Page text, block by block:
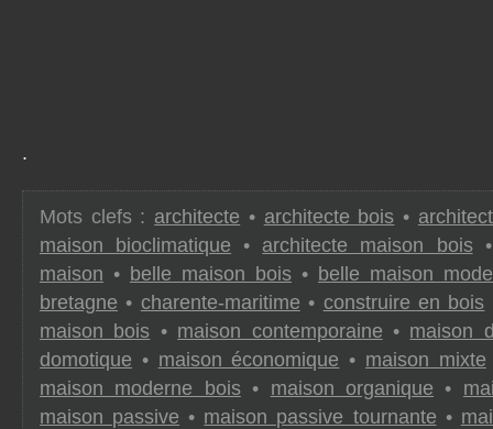
.
Mots clefs : architecte • architecte bois •
maison bioclimatique • architecte maison bois
maison • belle maison bois • belle maison
bretagne • charente-maritime • construire en bois
maison bois • maison contemporaine • maison
domotique • maison économique • maison mixte
maison moderne bois• maison organique •
maison passive • maison passive tournante •